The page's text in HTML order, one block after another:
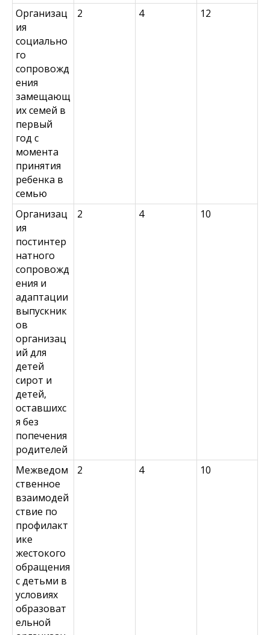
Организац
ия
социально
го
сопровожд
ения
замещающ
их семей в
первый
год с
момента
принятия
ребенка в
семью
2 4 12
Организац
ия
постинтер
натного
сопровожд
ения и
адаптации
выпускник
ов
организац
ий для
детей
сирот и
детей,
оставшихс
я без
попечения
родителей
2 4 10
Межведом
ственное
взаимодей
ствие по
профилакт
ике
жестокого
обращения
с детьми в
условиях
образоват
ельной
2 4 10